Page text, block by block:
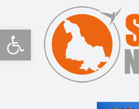
Открыть панель